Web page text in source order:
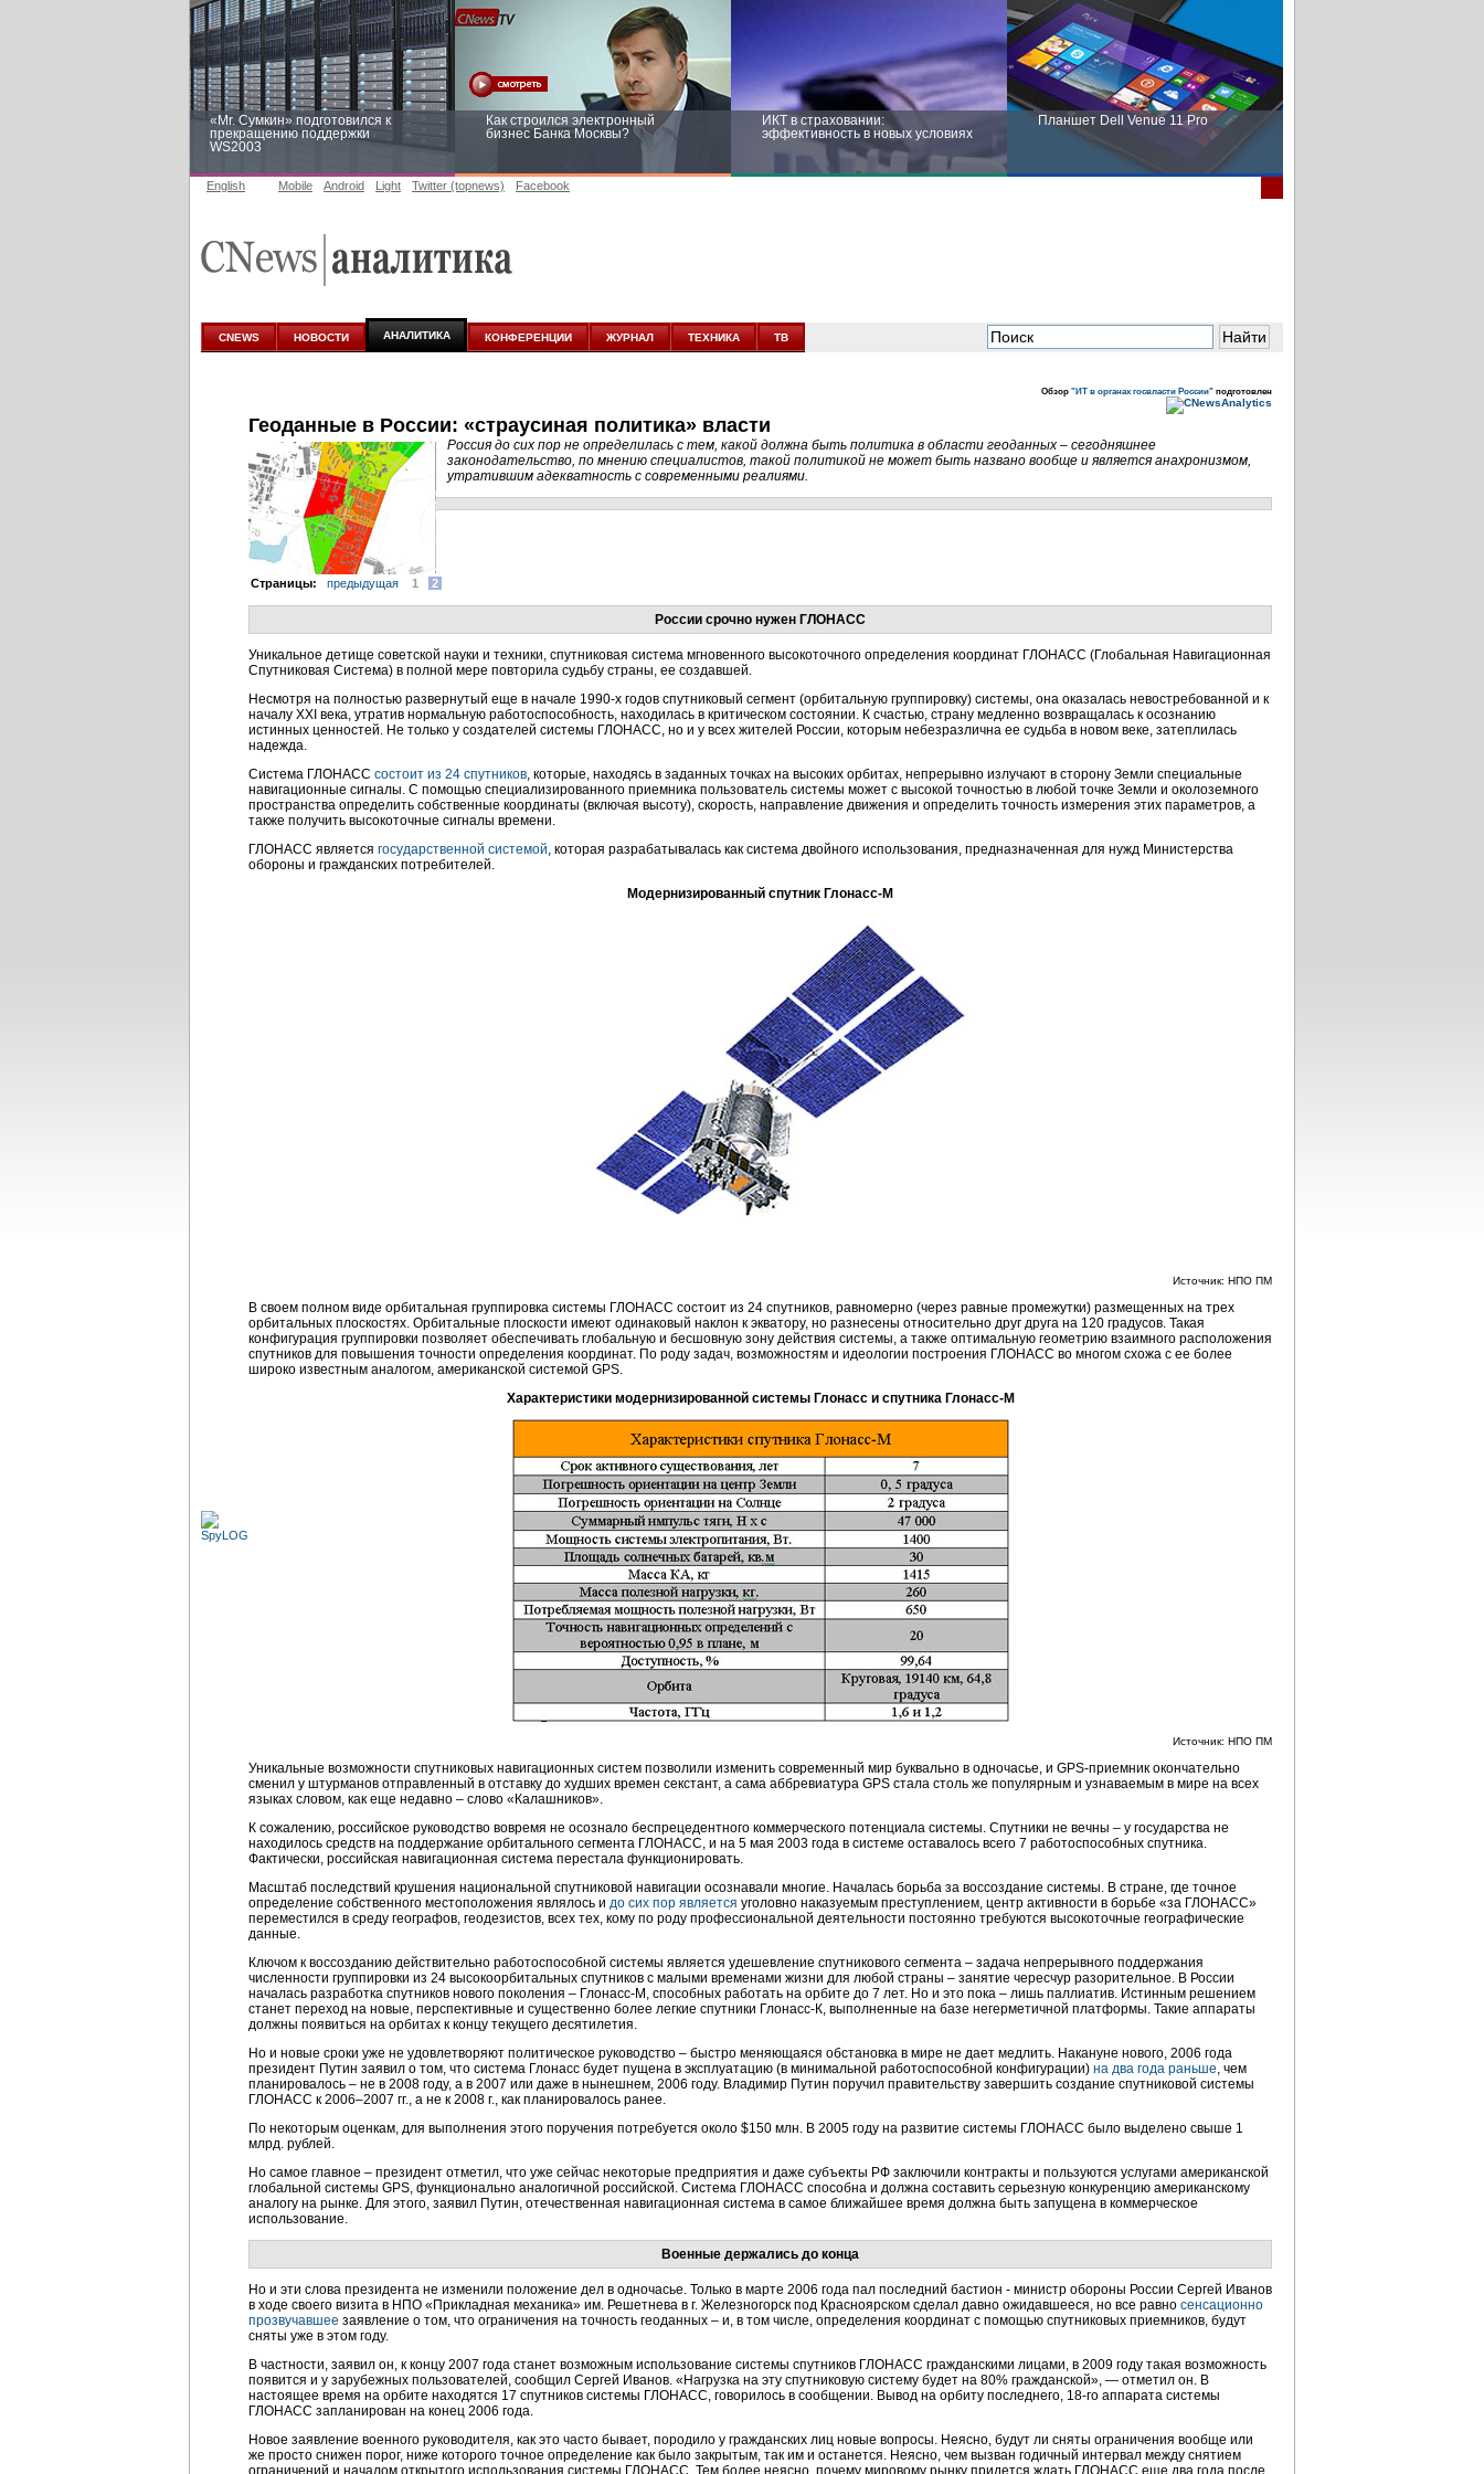
«Mr. Сумкин» подготовился к
прекращению поддержки
WS2003
Как строился электронный
бизнес Банка Москвы?
ИКТ в страховании:
эффективность в новых условиях
Планшет Dell Venue 11 Pro
аналитике
новых условиях
English Mobile Android Light Twitter (topnews) Facebook
CNEWS НОВОСТИ АНАЛИТИКА КОНФЕРЕНЦИИ ЖУРНАЛ ТЕХНИКА ТВ
Обзор "ИТ в органах госвласти России" подготовлен
Геоданные в России: «страусиная политика» власти
Россия до сих пор не определилась с тем, какой должна быть политика в области геоданных – сегодняшнее
законодательство, по мнению специалистов, такой политикой не может быть названо вообще и является анахронизмом,
утратившим адекватность с современными реалиями.
Cтраницы: предыдущая 1 2
России срочно нужен ГЛОНАСС
Уникальное детище советской науки и техники, спутниковая система мгновенного высокоточного определения координат ГЛОНАСС (Глобальная Навигационная
Спутниковая Система) в полной мере повторила судьбу страны, ее создавшей.
Несмотря на полностью развернутый еще в начале 1990-х годов спутниковый сегмент (орбитальную группировку) системы, она оказалась невостребованной и к
началу XXI века, утратив нормальную работоспособность, находилась в критическом состоянии. К счастью, страну медленно возвращалась к осознанию
истинных ценностей. Не только у создателей системы ГЛОНАСС, но и у всех жителей России, которым небезразлична ее судьба в новом веке, затеплилась
надежда.
Система ГЛОНАСС состоит из 24 спутников, которые, находясь в заданных точках на высоких орбитах, непрерывно излучают в сторону Земли специальные
навигационные сигналы. С помощью специализированного приемника пользователь системы может с высокой точностью в любой точке Земли и околоземного
пространства определить собственные координаты (включая высоту), скорость, направление движения и определить точность измерения этих параметров, а
также получить высокоточные сигналы времени.
ГЛОНАСС является государственной системой, которая разрабатывалась как система двойного использования, предназначенная для нужд Министерства
обороны и гражданских потребителей.
Модернизированный спутник Глонасс-М
Источник: НПО ПМ
В своем полном виде орбитальная группировка системы ГЛОНАСС состоит из 24 спутников, равномерно (через равные промежутки) размещенных на трех
орбитальных плоскостях. Орбитальные плоскости имеют одинаковый наклон к экватору, но разнесены относительно друг друга на 120 градусов. Такая
конфигурация группировки позволяет обеспечивать глобальную и бесшовную зону действия системы, а также оптимальную геометрию взаимного расположения
спутников для повышения точности определения координат. По роду задач, возможностям и идеологии построения ГЛОНАСС во многом схожа с ее более
широко известным аналогом, американской системой GPS.
Характеристики модернизированной системы Глонасс и спутника Глонасс-М
Источник: НПО ПМ
Уникальные возможности спутниковых навигационных систем позволили изменить современный мир буквально в одночасье, и GPS-приемник окончательно
сменил у штурманов отправленный в отставку до худших времен секстант, а сама аббревиатура GPS стала столь же популярным и узнаваемым в мире на всех
языках словом, как еще недавно – слово «Калашников».
К сожалению, российское руководство вовремя не осознало беспрецедентного коммерческого потенциала системы. Спутники не вечны – у государства не
находилось средств на поддержание орбитального сегмента ГЛОНАСС, и на 5 мая 2003 года в системе оставалось всего 7 работоспособных спутника.
Фактически, российская навигационная система перестала функционировать.
Масштаб последствий крушения национальной спутниковой навигации осознавали многие. Началась борьба за воссоздание системы. В стране, где точное
определение собственного местоположения являлось и до сих пор является уголовно наказуемым преступлением, центр активности в борьбе «за ГЛОНАСС»
переместился в среду географов, геодезистов, всех тех, кому по роду профессиональной деятельности постоянно требуются высокоточные географические
данные.
Ключом к воссозданию действительно работоспособной системы является удешевление спутникового сегмента – задача непрерывного поддержания
численности группировки из 24 высокоорбитальных спутников с малыми временами жизни для любой страны – занятие чересчур разорительное. В России
началась разработка спутников нового поколения – Глонасс-М, способных работать на орбите до 7 лет. Но и это пока – лишь паллиатив. Истинным решением
станет переход на новые, перспективные и существенно более легкие спутники Глонасс-К, выполненные на базе негерметичной платформы. Такие аппараты
должны появиться на орбитах к концу текущего десятилетия.
Но и новые сроки уже не удовлетворяют политическое руководство – быстро меняющаяся обстановка в мире не дает медлить. Накануне нового, 2006 года
президент Путин заявил о том, что система Глонасс будет пущена в эксплуатацию (в минимальной работоспособной конфигурации) на два года раньше, чем
планировалось – не в 2008 году, а в 2007 или даже в нынешнем, 2006 году. Владимир Путин поручил правительству завершить создание спутниковой системы
ГЛОНАСС к 2006–2007 гг., а не к 2008 г., как планировалось ранее.
По некоторым оценкам, для выполнения этого поручения потребуется около $150 млн. В 2005 году на развитие системы ГЛОНАСС было выделено свыше 1
млрд. рублей.
Но самое главное – президент отметил, что уже сейчас некоторые предприятия и даже субъекты РФ заключили контракты и пользуются услугами американской
глобальной системы GPS, функционально аналогичной российской. Система ГЛОНАСС способна и должна составить серьезную конкуренцию американскому
аналогу на рынке. Для этого, заявил Путин, отечественная навигационная система в самое ближайшее время должна быть запущена в коммерческое
использование.
Военные держались до конца
Но и эти слова президента не изменили положение дел в одночасье. Только в марте 2006 года пал последний бастион - министр обороны России Сергей Иванов
в ходе своего визита в НПО «Прикладная механика» им. Решетнева в г. Железногорск под Красноярском сделал давно ожидавшееся, но все равно сенсационно
прозвучавшее заявление о том, что ограничения на точность геоданных – и, в том числе, определения координат с помощью спутниковых приемников, будут
сняты уже в этом году.
В частности, заявил он, к концу 2007 года станет возможным использование системы спутников ГЛОНАСС гражданскими лицами, в 2009 году такая возможность
появится и у зарубежных пользователей, сообщил Сергей Иванов. «Нагрузка на эту спутниковую систему будет на 80% гражданской», — отметил он. В
настоящее время на орбите находятся 17 спутников системы ГЛОНАСС, говорилось в сообщении. Вывод на орбиту последнего, 18-го аппарата системы
ГЛОНАСС запланирован на конец 2006 года.
Новое заявление военного руководителя, как это часто бывает, породило у гражданских лиц новые вопросы. Неясно, будут ли сняты ограничения вообще или
же просто снижен порог, ниже которого точное определение как было закрытым, так им и останется. Неясно, чем вызван годичный интервал между снятием
ограничений и началом открытого использования системы ГЛОНАСС. Тем более неясно, почему мировому рынку придется ждать ГЛОНАСС еще два года после